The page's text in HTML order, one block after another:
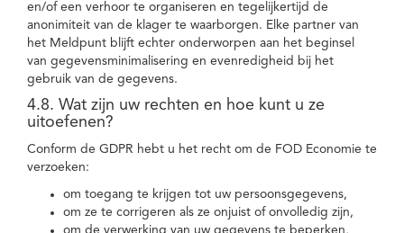
en/of een verhoor te organiseren en tegelijkertijd de
anonimiteit van de klager te waarborgen. Elke partner van
het Meldpunt blijft echter onderworpen aan het beginsel
van gegevensminimalisering en evenredigheid bij het
gebruik van de gegevens.
4.8. Wat zijn uw rechten en hoe kunt u ze
uitoefenen?
Conform de GDPR hebt u het recht om de FOD Economie te
verzoeken:
om toegang te krijgen tot uw persoonsgegevens,
om ze te corrigeren als ze onjuist of onvolledig zijn,
om de verwerking van uw gegevens te beperken,